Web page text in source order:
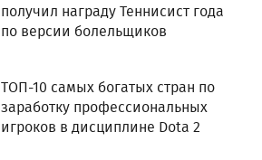
получил награду Теннисист года
по версии болельщиков
ТОП-10 самых богатых стран по
заработку профессиональных
игроков в дисциплине Dota 2